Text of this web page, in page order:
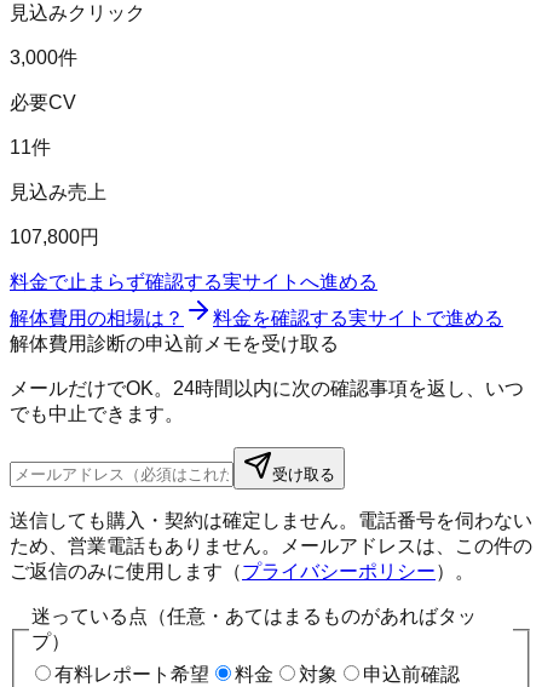
見込みクリック
3,000件
必要CV
11件
見込み売上
107,800円
料金で止まらず確認する実サイトへ進める
解体費用の相場は？
料金を確認する実サイトで進める
解体費用診断の申込前メモを受け取る
メールだけでOK。24時間以内に次の確認事項を返し、いつ
でも中止できます。
受け取る
送信しても購入・契約は確定しません。電話番号を伺わない
ため、営業電話もありません。メールアドレスは、この件の
ご返信のみに使用します（プライバシーポリシー）。
迷っている点（任意・あてはまるものがあればタッ
プ）
有料レポート希望
料金 対象 申込前確認